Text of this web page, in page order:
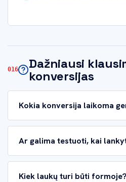
Dažniausi
konversijas
Kokia konversija laikoma
Ar galima testuoti, kai
Kiek laukų turi būti formoje?